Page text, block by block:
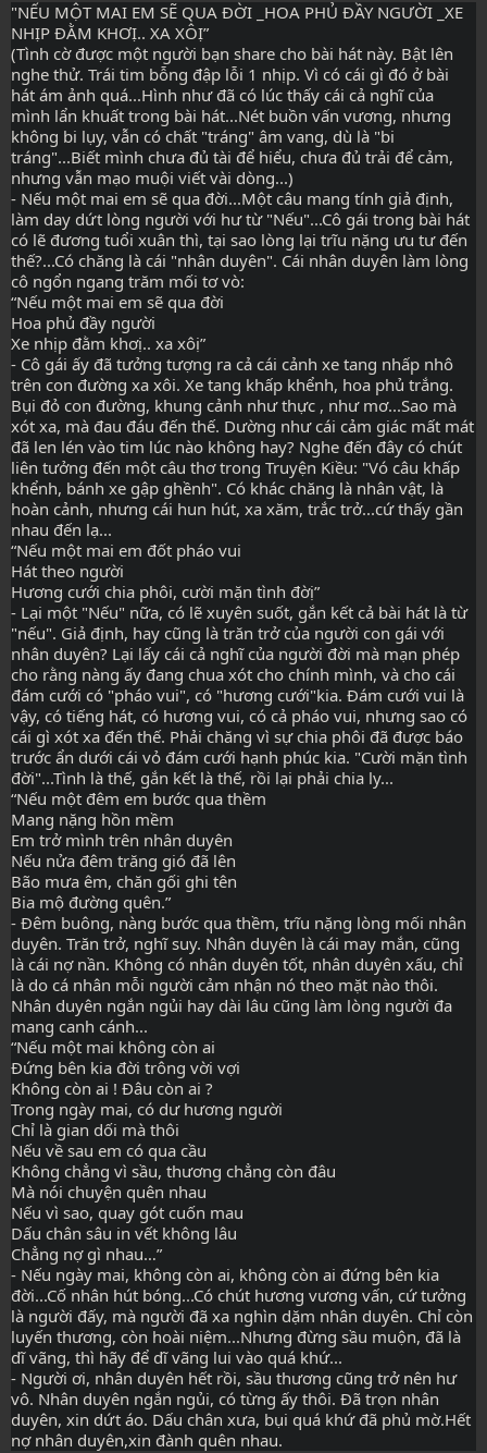
"NẾU MỘT MAI EM SẼ QUA ĐỜI _HOA PHỦ ĐẦY NGƯỜI _XE
NHỊP ĐẰM KHƠỊ.. XA XÔỊ”
(Tình cờ được một người bạn share cho bài hát này. Bật lên
nghe thử. Trái tim bỗng đập lỗi 1 nhịp. Vì có cái gì đó ở bài
hát ám ảnh quá...Hình như đã có lúc thấy cái cả nghĩ của
mình lẩn khuất trong bài hát...Nét buồn vấn vương, nhưng
không bi lụy, vẫn có chất "tráng" âm vang, dù là "bi
tráng"...Biết mình chưa đủ tài để hiểu, chưa đủ trải để cảm,
nhưng vẫn mạo muội viết vài dòng...)
- Nếu một mai em sẽ qua đời...Một câu mang tính giả định,
làm day dứt lòng người với hư từ "Nếu"...Cô gái trong bài hát
có lẽ đương tuổi xuân thì, tại sao lòng lại trĩu nặng ưu tư đến
thế?...Có chăng là cái "nhân duyên". Cái nhân duyên làm lòng
cô ngổn ngang trăm mối tơ vò:
“Nếu một mai em sẽ qua đời
Hoa phủ đầy người
Xe nhịp đằm khơị.. xa xôị”
- Cô gái ấy đã tưởng tượng ra cả cái cảnh xe tang nhấp nhô
trên con đường xa xôi. Xe tang khấp khểnh, hoa phủ trắng.
Bụi đỏ con đường, khung cảnh như thực , như mơ...Sao mà
xót xa, mà đau đáu đến thế. Dường như cái cảm giác mất mát
đã len lén vào tim lúc nào không hay? Nghe đến đây có chút
liên tưởng đến một câu thơ trong Truyện Kiều: "Vó câu khấp
khểnh, bánh xe gập ghềnh". Có khác chăng là nhân vật, là
hoàn cảnh, nhưng cái hun hút, xa xăm, trắc trở...cứ thấy gần
nhau đến lạ...
“Nếu một mai em đốt pháo vui
Hát theo người
Hương cưới chia phôi, cười mặn tình đờị”
- Lại một "Nếu" nữa, có lẽ xuyên suốt, gắn kết cả bài hát là từ
"nếu". Giả định, hay cũng là trăn trở của người con gái với
nhân duyên? Lại lấy cái cả nghĩ của người đời mà mạn phép
cho rằng nàng ấy đang chua xót cho chính mình, và cho cái
đám cưới có "pháo vui", có "hương cưới"kia. Đám cưới vui là
vậy, có tiếng hát, có hương vui, có cả pháo vui, nhưng sao có
cái gì xót xa đến thế. Phải chăng vì sự chia phôi đã được báo
trước ẩn dưới cái vỏ đám cưới hạnh phúc kia. "Cười mặn tình
đời"...Tình là thế, gắn kết là thế, rồi lại phải chia ly...
“Nếu một đêm em bước qua thềm
Mang nặng hồn mềm
Em trở mình trên nhân duyên
Nếu nửa đêm trăng gió đã lên
Bão mưa êm, chăn gối ghi tên
Bia mộ đường quên.”
- Đêm buông, nàng bước qua thềm, trĩu nặng lòng mối nhân
duyên. Trăn trở, nghĩ suy. Nhân duyên là cái may mắn, cũng
là cái nợ nần. Không có nhân duyên tốt, nhân duyên xấu, chỉ
là do cá nhân mỗi người cảm nhận nó theo mặt nào thôi.
Nhân duyên ngắn ngủi hay dài lâu cũng làm lòng người đa
mang canh cánh...
“Nếu một mai không còn ai
Ðứng bên kia đời trông vời vợi
Không còn ai ! Ðâu còn ai ?
Trong ngày mai, có dư hương người
Chỉ là gian dối mà thôi
Nếu về sau em có qua cầu
Không chẳng vì sầu, thương chẳng còn đâu
Mà nói chuyện quên nhau
Nếu vì sao, quay gót cuốn mau
Dấu chân sâu in vết không lâu
Chẳng nợ gì nhau…”
- Nếu ngày mai, không còn ai, không còn ai đứng bên kia
đời...Cố nhân hút bóng...Có chút hương vương vấn, cứ tưởng
là người đấy, mà người đã xa nghìn dặm nhân duyên. Chỉ còn
luyến thương, còn hoài niệm...Nhưng đừng sầu muộn, đã là
dĩ vãng, thì hãy để dĩ vãng lui vào quá khứ...
- Người ơi, nhân duyên hết rồi, sầu thương cũng trở nên hư
vô. Nhân duyên ngắn ngủi, có từng ấy thôi. Đã trọn nhân
duyên, xin dứt áo. Dấu chân xưa, bụi quá khứ đã phủ mờ.Hết
nợ nhân duyên,xin đành quên nhau.